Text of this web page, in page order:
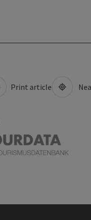
Print article